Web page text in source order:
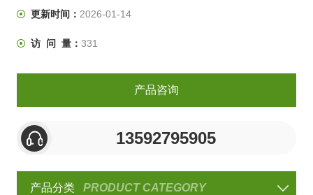
更新时间： 2026-01-14
访 问 量： 331
产品咨询
13592795905
产品分类 PRODUCT CATEGORY